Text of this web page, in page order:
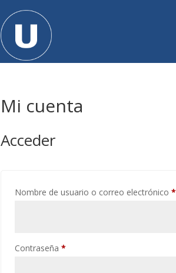
Mi cuenta
Acceder
Nombre de usuario o correo electrónico*
Contraseña*